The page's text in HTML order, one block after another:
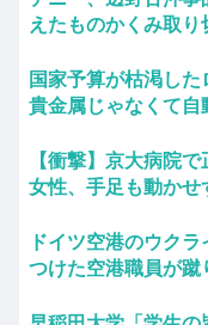
えたものかくみ取り
国家予算が枯渇し
貴金属じゃなくて自
【衝撃】京大病院
女性、手足も動かせ
ドイツ空港のウク
つけた空港職員が